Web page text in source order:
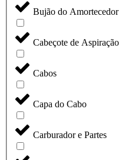
Bujão do Amortecedor
Cabeçote de Aspiração
Cabos
Capa do Cabo
Carburador e Partes